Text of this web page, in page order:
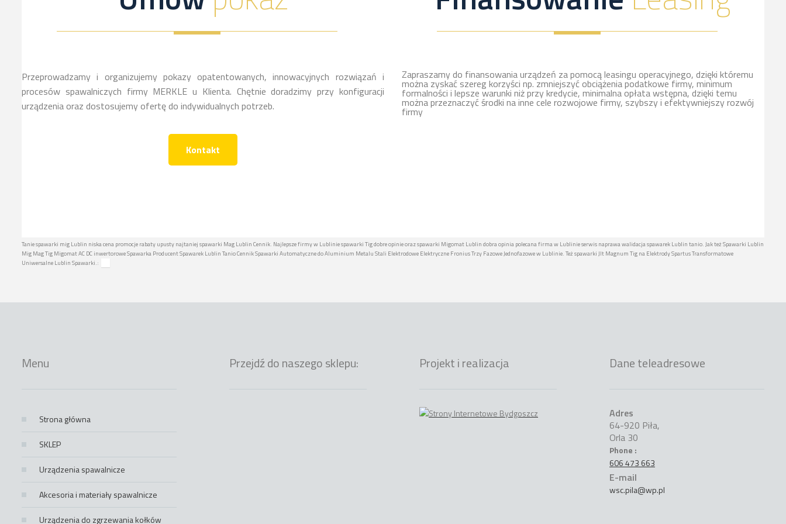
Przeprowadzamy i organizujemy pokazy opatentowanych, innowacyjnych rozwiązań i
procesów spawalniczych firmy MERKLE u Klienta. Chętnie doradzimy przy konfiguracji
urządzenia oraz dostosujemy ofertę do indywidualnych potrzeb.
Kontakt
Zapraszamy do finansowania urządzeń za pomocą leasingu operacyjnego, dzięki któremu
można zyskać szereg korzyści np. zmniejszyć obciążenia podatkowe firmy, minimum
formalności i lepsze warunki niż przy kredycie, minimalna opłata wstępna, dzięki temu
można przeznaczyć środki na inne cele rozwojowe firmy, szybszy i efektywniejszy rozwój
firmy
Tanie spawarki mig Lublin niska cena promocje rabaty upusty najtaniej spawarki Mag Lublin Cennik. Najlepsze firmy w Lublinie spawarki Tig dobre opinie oraz spawarki Migomat Lublin dobra opinia polecana firma w Lublinie serwis naprawa walidacja spawarek Lublin tanio. Jak też Spawarki Lublin
Mig Mag Tig Migomat AC DC inwertorowe Spawarka Producent Spawarek Lublin Tanio Cennik Spawarki Automatyczne do Aluminium Metalu Stali Elektrodowe Elektryczne Fronius Trzy Fazowe Jednofazowe w Lublinie. Też spawarki Jlt Magnum Tig na Elektrody Spartus Transformatowe
Uniwersalne Lublin Spawarki.:
Menu
Strona główna
SKLEP
Urządzenia spawalnicze
Akcesoria i materiały spawalnicze
Urządzenia do zgrzewania kołków
Przejdź do naszego sklepu: Projekt i realizacja Dane teleadresowe
Adres
64-920 Piła,
Orla 30
Phone :
606 473 663
E-mail
wsc.pila@wp.pl